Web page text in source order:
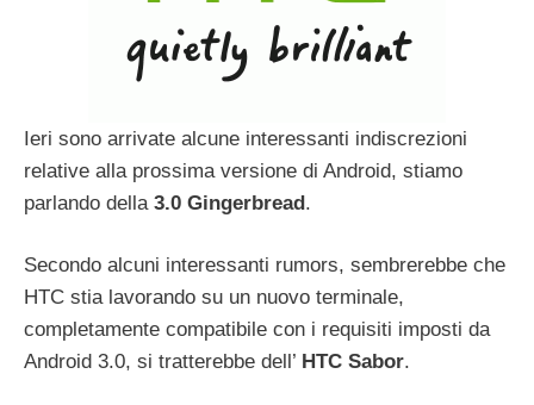
Ieri sono arrivate alcune interessanti indiscrezioni
relative alla prossima versione di Android, stiamo
parlando della 3.0 Gingerbread.
Secondo alcuni interessanti rumors, sembrerebbe che
HTC stia lavorando su un nuovo terminale,
completamente compatibile con i requisiti imposti da
Android 3.0, si tratterebbe dell’ HTC Sabor.